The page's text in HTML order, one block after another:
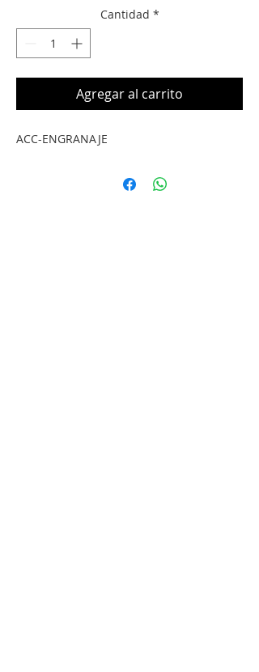
Cantidad *
Agregar al carrito
ACC-ENGRANAJE